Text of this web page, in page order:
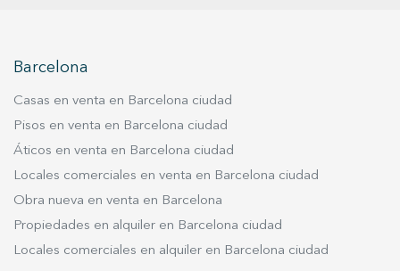
incluye un trastero de aproximadamente 1,7 m²,
un complemento muy útil para guardar esquís,
necesidad de transportarlo continuamente. Este
espacio adicional permite mantener el
equipamiento organizado y listo para usar en
cada escapada a la nieve. Una oportunidad
interesante para disponer de un espacio seguro
y práctico en una de las áreas más valoradas de
Barcelona
Casas en venta en Barcelona ciudad
Pisos en venta en Barcelona ciudad
Áticos en venta en Barcelona ciudad
Locales comerciales en venta en Barcelona ciudad
Obra nueva en venta en Barcelona
Propiedades en alquiler en Barcelona ciudad
Locales comerciales en alquiler en Barcelona ciudad